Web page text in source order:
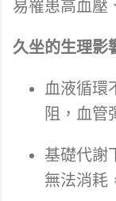
易罹患高血壓
久坐的生理影
血液循環
阻，血管
基礎代謝
無法消耗